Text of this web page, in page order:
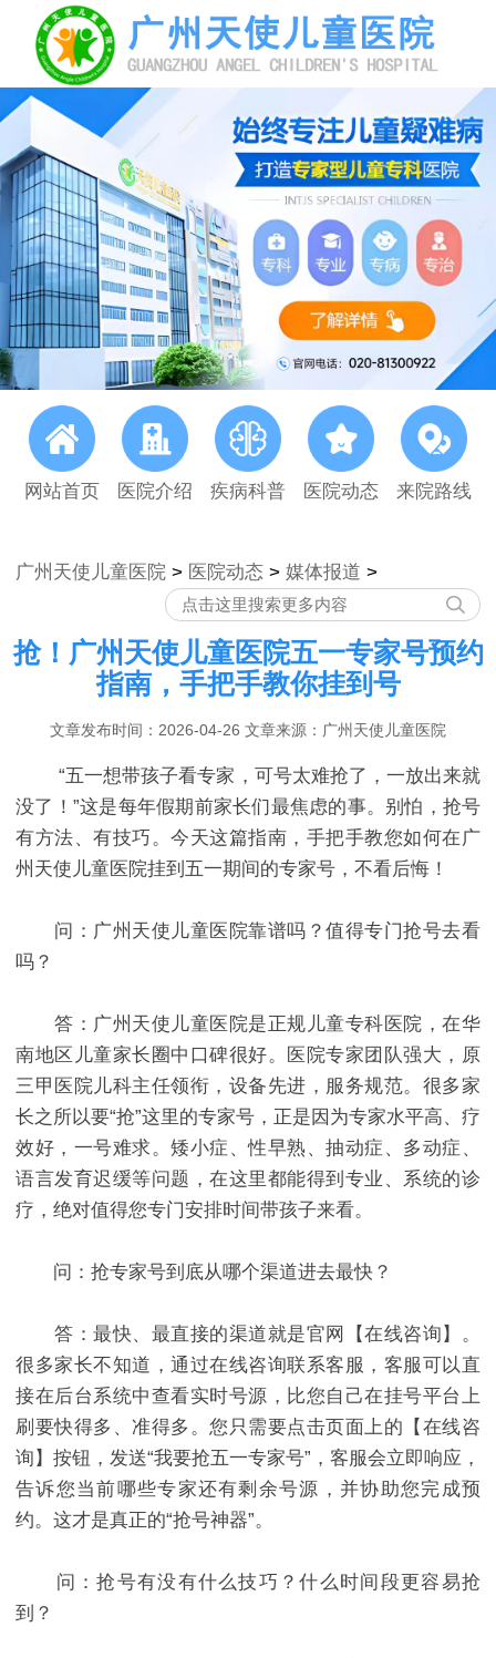
网站首页 医院介绍 疾病科普 医院动态 来院路线
广州天使儿童医院 > 医院动态 > 媒体报道 >
抢！广州天使儿童医院五一专家号预约
指南，手把手教你挂到号
文章发布时间：2026-04-26 文章来源：广州天使儿童医院
“五一想带孩子看专家，可号太难抢了，一放出来就
没了！”这是每年假期前家长们最焦虑的事。别怕，抢号
有方法、有技巧。今天这篇指南，手把手教您如何在广
州天使儿童医院挂到五一期间的专家号，不看后悔！
问：广州天使儿童医院靠谱吗？值得专门抢号去看
吗？
答：广州天使儿童医院是正规儿童专科医院，在华
南地区儿童家长圈中口碑很好。医院专家团队强大，原
三甲医院儿科主任领衔，设备先进，服务规范。很多家
长之所以要“抢”这里的专家号，正是因为专家水平高、疗
效好，一号难求。矮小症、性早熟、抽动症、多动症、
语言发育迟缓等问题，在这里都能得到专业、系统的诊
疗，绝对值得您专门安排时间带孩子来看。
问：抢专家号到底从哪个渠道进去最快？
答：最快、最直接的渠道就是官网【在线咨询】。
很多家长不知道，通过在线咨询联系客服，客服可以直
接在后台系统中查看实时号源，比您自己在挂号平台上
刷要快得多、准得多。您只需要点击页面上的【在线咨
询】按钮，发送“我要抢五一专家号”，客服会立即响应，
告诉您当前哪些专家还有剩余号源，并协助您完成预
约。这才是真正的“抢号神器”。
问：抢号有没有什么技巧？什么时间段更容易抢
到？